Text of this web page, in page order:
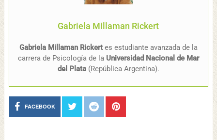
Gabriela Millaman Rickert
Gabriela Millaman Rickertes estudiante avanzada de la
carrera de Psicología de la Universidad Nacional de Mar
del Plata(República Argentina).
FACEBOOK